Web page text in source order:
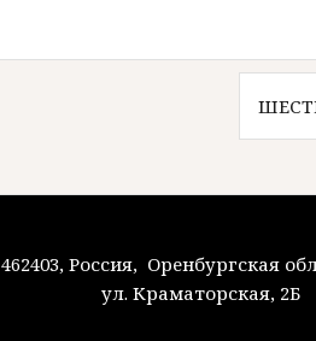
462403, Россия, Оренбургская
ул. Краматорская, 2Б